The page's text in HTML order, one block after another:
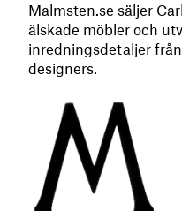
Malmsten.se säljer
älskade möbler och
inredningsdetaljer
designers.